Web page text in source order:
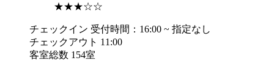
★★★☆☆
チェックイン 受付時間：16:00 ~ 指定なし
チェックアウト 11:00
客室総数 154室